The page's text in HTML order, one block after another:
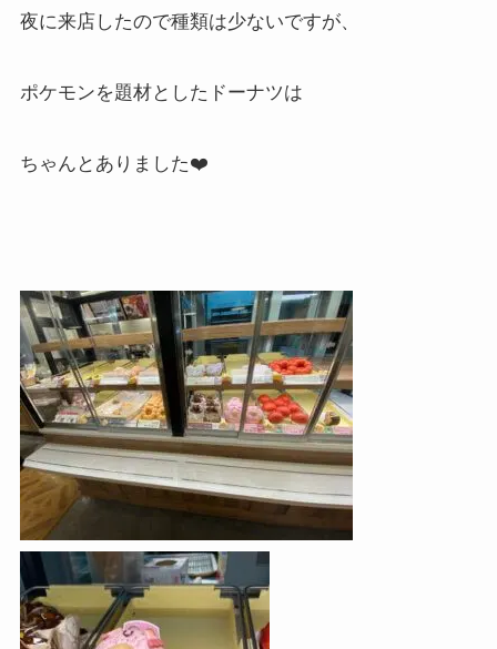
夜に来店したので種類は少ないですが、
ポケモンを題材としたドーナツは
ちゃんとありました❤️